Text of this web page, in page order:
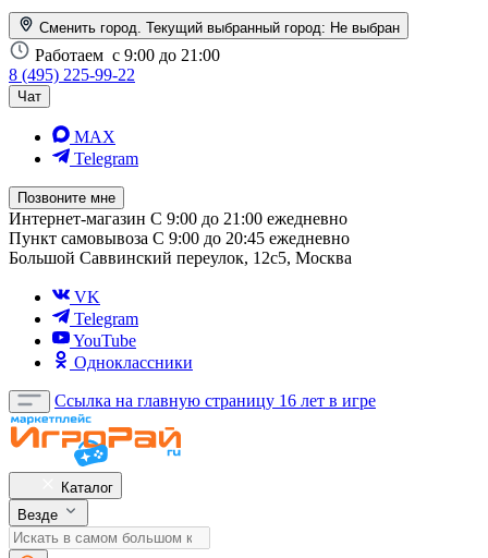
Сменить город. Текущий выбранный город: Не выбран
Работаем с 9:00 до 21:00
8 (495) 225-99-22
Чат
MAX
Telegram
Позвоните мне
Интернет-магазин С 9:00 до 21:00 ежедневно
Пункт самовывоза С 9:00 до 20:45 ежедневно
Большой Саввинский переулок, 12с5, Москва
VK
Telegram
YouTube
Одноклассники
Ссылка на главную страницу 16 лет в игре
Каталог
Везде